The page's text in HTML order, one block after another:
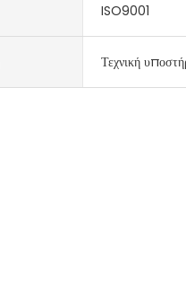
ISO9001
Τεχνική